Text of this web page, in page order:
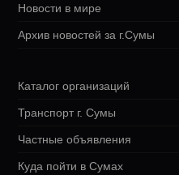
Новости в мире
Архив новостей за г.Сумы
Каталог организаций
Транспорт г. Сумы
Частные объявления
Куда пойти в Сумах